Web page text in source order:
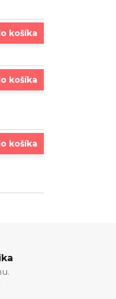
košíka
košíka
košíka